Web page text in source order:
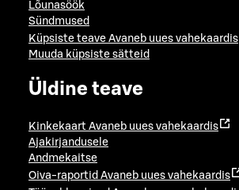
Lõunasöök
Sündmused
Küpsiste teave Avaneb uues vahekaardis
Muuda küpsiste sätteid
Üldine teave
Kinkekaart Avaneb uues vahekaardis
Ajakirjandusele
Andmekaitse
Oiva-raportid Avaneb uues vahekaardis